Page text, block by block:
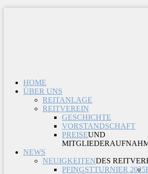
HOME
ÜBER UNS
REITANLAGE
REITVEREIN
GESCHICHTE
VORSTANDSCHAFT
PREISEUND
NEWS
NEUIGKEITENDES
PFINGSTTURNIER 2025